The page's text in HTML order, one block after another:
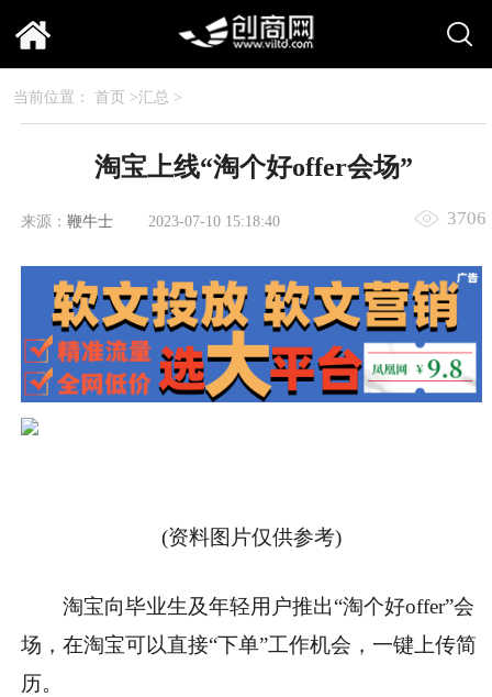
当前位置： 首页 >汇总 >
淘宝上线“淘个好offer会场”
来源： 鞭牛士 2023-07-10 15:18:40 3706
(资料图片仅供参考)
淘宝向毕业生及年轻用户推出“淘个好offer”会
场，在淘宝可以直接“下单”工作机会，一键上传简
历。